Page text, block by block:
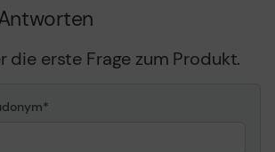
die erste Frage zum Produkt.